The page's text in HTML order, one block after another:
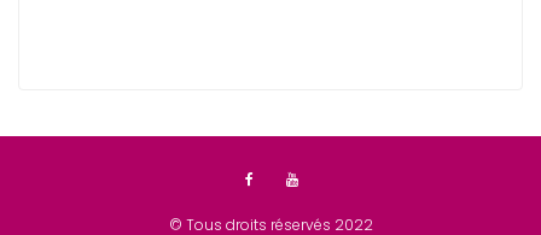
© Tous droits réservés 2022